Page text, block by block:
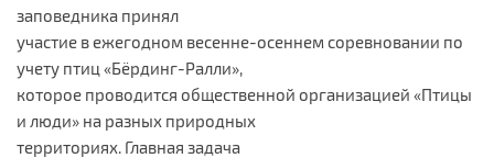
заповедника принял
участие в ежегодном весенне-осеннем соревновании по
учету птиц «Бёрдинг-Ралли»,
которое проводится общественной организацией «Птицы
и люди» на разных природных
территориях. Главная задача